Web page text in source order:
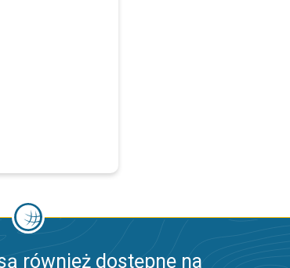
również dostępne na